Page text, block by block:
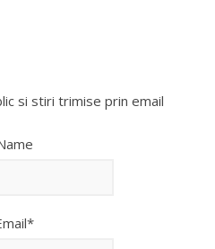
si stiri trimise prin email